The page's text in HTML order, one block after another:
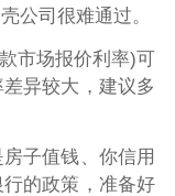
公司很难通过。
市场报价利率)可
异较大，建议多
子值钱、你信用
的政策，准备好